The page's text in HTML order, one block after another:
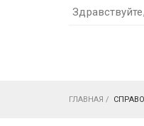
ГЛАВНАЯ /